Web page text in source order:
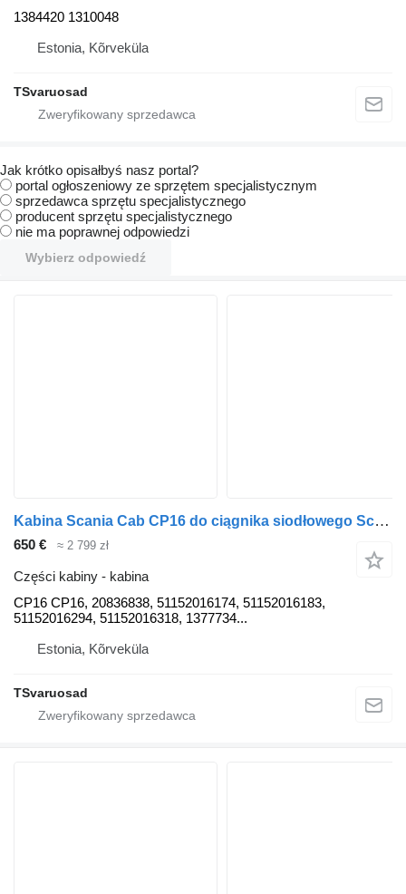
1384420 1310048
Estonia, Kõrveküla
TSvaruosad
Jak krótko opisałbyś nasz portal?
portal ogłoszeniowy ze sprzętem specjalistycznym
sprzedawca sprzętu specjalistycznego
producent sprzętu specjalistycznego
nie ma poprawnej odpowiedzi
Wybierz odpowiedź
Kabina Scania Cab CP16 do ciągnika siodłowego Scania P230
650 € ≈ 2 799 zł
Części kabiny - kabina
CP16 CP16, 20836838, 51152016174, 51152016183,
51152016294, 51152016318, 1377734...
Estonia, Kõrveküla
TSvaruosad